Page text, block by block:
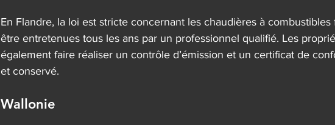
En Flandre, la loi est stricte concernant les chaudières à combustibles
être entretenues tous les ans par un professionnel qualifié. Les
également faire réaliser un contrôle d’émission et un certificat de
et conservé.
Wallonie